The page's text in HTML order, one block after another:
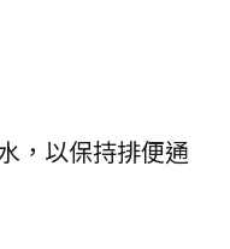
，以保持排便通